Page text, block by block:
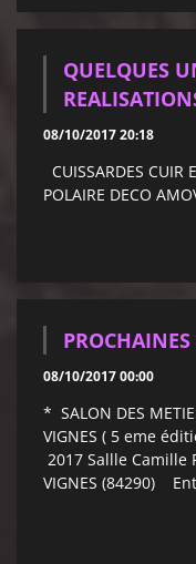
QUELQUES
08/10/2017 20:18
CUISSARDES CUIR
POLAIRE DECO
PROCHAINES
08/10/2017 00:00
* SALON DES
VIGNES ( 5 eme
2017 Sallle Camille
VIGNES (84290)